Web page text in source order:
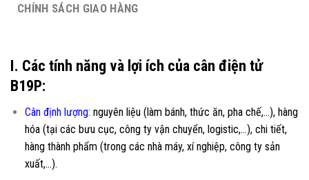
CHÍNH SÁCH GIAO HÀNG
I. Các tính năng và lợi ích của cân điện tử
B19P:
Cân định lượng: nguyên liệu (làm bánh, thức ăn, pha chế,…), hàng
hóa (tại các bưu cục, công ty vận chuyển, logistic,…), chi tiết,
hàng thành phẩm (trong các nhà máy, xí nghiệp, công ty sản
xuất,…).